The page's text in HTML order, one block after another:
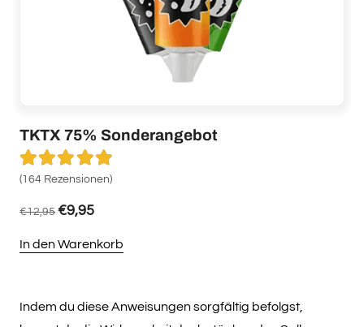
TKTX 75% Sonderangebot
Bewertet mit
(164 Rezensionen)
€12,95 €9,95
In den Warenkorb
mehrere
Indem du diese Anweisungen sorgfältig befolgst,